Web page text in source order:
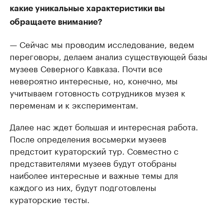
какие уникальные характеристики вы
обращаете внимание?
— Сейчас мы проводим исследование, ведем
переговоры, делаем анализ существующей базы
музеев Северного Кавказа. Почти все
невероятно интересные, но, конечно, мы
учитываем готовность сотрудников музея к
переменам и к экспериментам.
Далее нас ждет большая и интересная работа.
После определения восьмерки музеев
предстоит кураторский тур. Совместно с
представителями музеев будут отобраны
наиболее интересные и важные темы для
каждого из них, будут подготовлены
кураторские тесты.